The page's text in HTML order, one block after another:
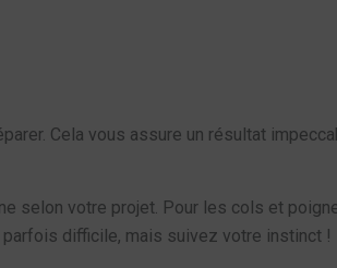
Cela vous assure un résultat
selon votre projet. Pour les cols et
difficile, mais suivez votre instinct !